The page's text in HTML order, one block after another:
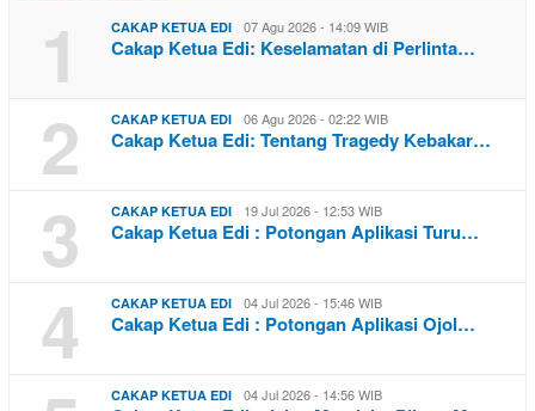
1 CAKAP KETUA EDI 07 Agu 2026 - 14:09 WIB
Cakap Ketua Edi: Keselamatan di Perlinta…
2 CAKAP KETUA EDI 06 Agu 2026 - 02:22 WIB
Cakap Ketua Edi: Tentang Tragedy Kebakar…
3 CAKAP KETUA EDI 19 Jul 2026 - 12:53 WIB
Cakap Ketua Edi : Potongan Aplikasi Turu…
4 CAKAP KETUA EDI 04 Jul 2026 - 15:46 WIB
Cakap Ketua Edi : Potongan Aplikasi Ojol…
CAKAP KETUA EDI 04 Jul 2026 - 14:56 WIB